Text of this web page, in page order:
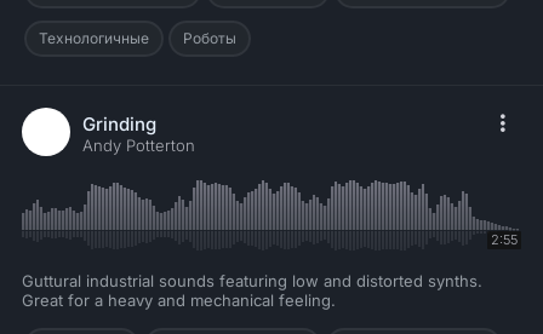
Технологичные Роботы
Grinding
Andy Potterton
2:55
Guttural industrial sounds featuring low and distorted synths.
Great for a heavy and mechanical feeling.